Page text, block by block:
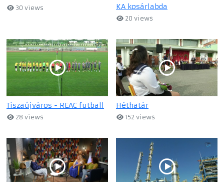
30 views
KA kosárlabda
20 views
Tiszaújváros - REAC futball
28 views
Héthatár
152 views